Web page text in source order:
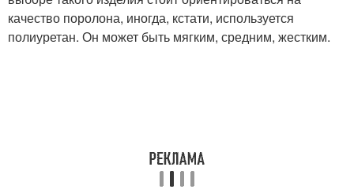
качество поролона, иногда, кстати, используется
полиуретан. Он может быть мягким, средним, жестким.